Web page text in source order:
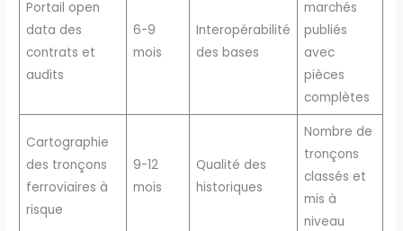
Portail open
data des
contrats et
audits
6-9
mois
Interopérabilité
des bases
marchés
publiés
avec
pièces
complètes
Cartographie
des tronçons
ferroviaires à
risque
9-12
mois
Qualité des
historiques
Nombre de
tronçons
classés et
mis à
niveau